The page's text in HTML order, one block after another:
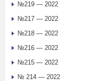
№219 — 2022
№217 — 2022
№218 — 2022
№216 — 2022
№215 — 2022
№ 214 — 2022